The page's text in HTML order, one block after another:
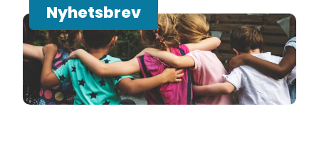
Nyhetsbrev